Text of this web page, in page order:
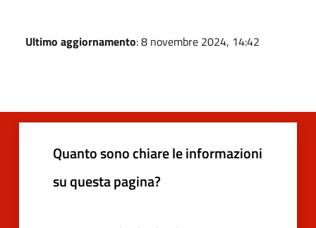
Ultimo aggiornamento: 8 novembre 2024, 14:42
Quanto sono chiare le informazioni
su questa pagina?